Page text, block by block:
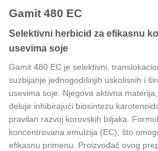
Gamit 480 EC
Selektivni herbicid za efikasnu
usevima soje
Gamit 480 EC je selektivni,
suzbijanje jednogodišnjih uskolisnih i
usevima soje. Njegova aktivna
deluje inhibirajući biosintezu
pravilan razvoj korovskih biljaka.
koncentrovana emulzija (EC), što
efikasnu primenu. Proizvođač ovog